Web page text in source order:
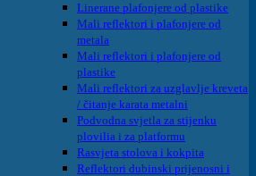
Linerane plafonjere od plastike
Mali reflektori i plafonjere od
metala
Mali reflektori i plafonjere od
plastike
Mali reflektori za uzglavlje kreveta
/ čitanje karata metalni
Podvodna svjetla za stijenku
plovilia i za platformu
Rasvjeta stolova i kokpita
Reflektori dubinski prijenosni i